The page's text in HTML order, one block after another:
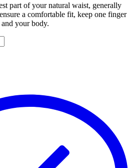
part of your natural waist, generally
a comfortable fit, keep one finger
your body.